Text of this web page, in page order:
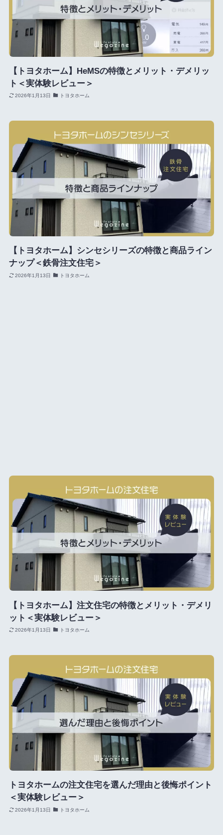
【トヨタホーム】HeMSの特徴とメリット・デメリッ
ト＜実体験レビュー＞
2026年1月13日 トヨタホーム
【トヨタホーム】シンセシリーズの特徴と商品ライン
ナップ＜鉄骨注文住宅＞
2026年1月13日 トヨタホーム
【トヨタホーム】注文住宅の特徴とメリット・デメリ
ット＜実体験レビュー＞
2026年1月13日 トヨタホーム
トヨタホームの注文住宅を選んだ理由と後悔ポイント
＜実体験レビュー＞
2026年1月13日 トヨタホーム